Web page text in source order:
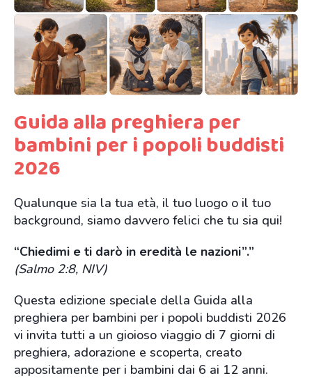
Guida alla preghiera per
bambini per i popoli buddisti
2026
Qualunque sia la tua età, il tuo luogo o il tuo
background, siamo davvero felici che tu sia qui!
“Chiedimi e ti darò in eredità le nazioni”.”
(Salmo 2:8, NIV)
Questa edizione speciale della Guida alla
preghiera per bambini per i popoli buddisti 2026
vi invita tutti a un gioioso viaggio di 7 giorni di
preghiera, adorazione e scoperta, creato
appositamente per i bambini dai 6 ai 12 anni.